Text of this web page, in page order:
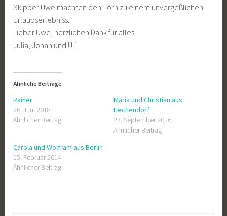
Skipper Uwe machten den Törn zu einem unvergeßlichen
Urlaubserlebniss.
Lieber Uwe, herzlichen Dank für alles
Julia, Jonah und Uli
Ähnliche Beiträge
Rainer
26. Juni 2018
Ähnlicher Beitrag
Maria und Christian aus
Hechendorf
23. September 2016
Ähnlicher Beitrag
Carola und Wolfram aus Berlin
15. Februar 2014
Ähnlicher Beitrag